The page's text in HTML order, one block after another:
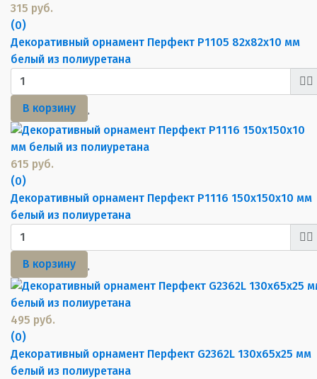
315 руб.
(0)
Декоративный орнамент Перфект P1105 82х82х10 мм
белый из полиуретана
В корзину
615 руб.
(0)
Декоративный орнамент Перфект P1116 150х150х10 мм
белый из полиуретана
В корзину
495 руб.
(0)
Декоративный орнамент Перфект G2362L 130х65х25 мм
белый из полиуретана